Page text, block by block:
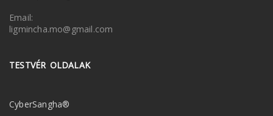
Email:
ligmincha.mo@gmail.com
TESTVÉR OLDALAK
CyberSangha®